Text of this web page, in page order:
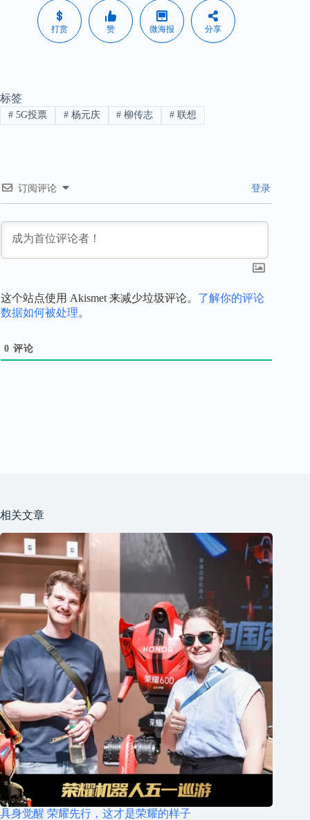
打赏 赞 微海报 分享
标签
#5G投票 #杨元庆 # 柳传志 # 联想
订阅评论 登录
这个站点使用 Akismet 来减少垃圾评论。 了解你的评论
数据如何被处理。
0 评论
相关文章
具身觉醒 荣耀先行，这才是荣耀的样子